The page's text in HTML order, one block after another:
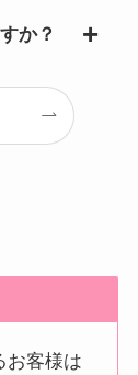
か？
お客様は